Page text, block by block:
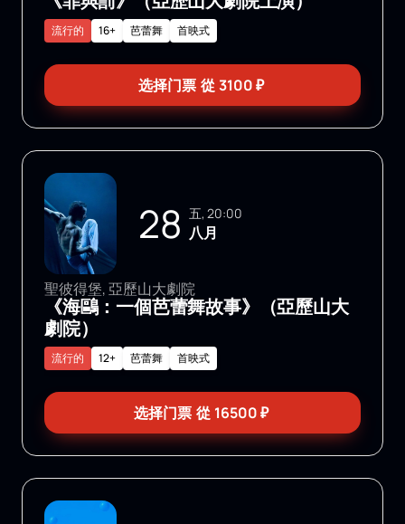
16+ 芭蕾舞
流行的 首映式
选择门票 從 3100₽
28 五, 20:00
八月
聖彼得堡, 亞歷山大劇院
《海鷗：一個芭蕾舞故事》（亞歷山大
劇院）
12+ 芭蕾舞
流行的 首映式
选择门票 從 16500₽